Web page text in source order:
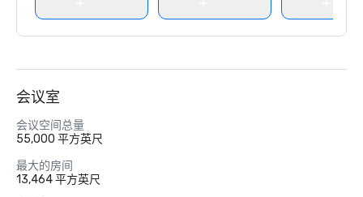
会议室
会议空间总量
55,000 平方英尺
最大的房间
13,464 平方英尺